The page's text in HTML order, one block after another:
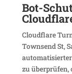
Bot-
Cloud­flare
Town­send St,
zu über­prüfen,